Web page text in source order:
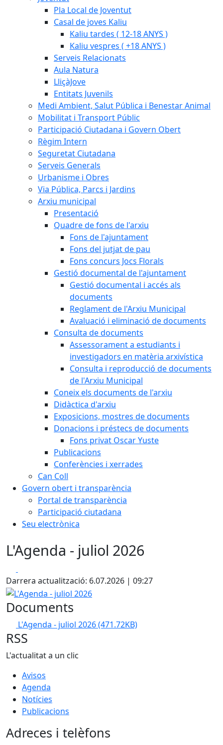
Pla Local de Joventut
Casal de joves Kaliu
Kaliu tardes ( 12-18 ANYS )
Kaliu vespres ( +18 ANYS )
Serveis Relacionats
Aula Natura
LliçàJove
Entitats Juvenils
Medi Ambient, Salut Pública i Benestar Animal
Mobilitat i Transport Públic
Participació Ciutadana i Govern Obert
Règim Intern
Seguretat Ciutadana
Serveis Generals
Urbanisme i Obres
Via Pública, Parcs i Jardins
Arxiu municipal
Presentació
Quadre de fons de l'arxiu
Fons de l'ajuntament
Fons del jutjat de pau
Fons concurs Jocs Florals
Gestió documental de l'ajuntament
Gestió documental i accés als
documents
Reglament de l'Arxiu Municipal
Avaluació i eliminació de documents
Consulta de documents
Assessorament a estudiants i
investigadors en matèria arxivística
Consulta i reproducció de documents
de l'Arxiu Municipal
Coneix els documents de l'arxiu
Didàctica d'arxiu
Exposicions, mostres de documents
Donacions i préstecs de documents
Fons privat Oscar Yuste
Publicacions
Conferències i xerrades
Can Coll
Govern obert i transparència
Portal de transparència
Participació ciutadana
Seu electrònica
L'Agenda - juliol 2026
Darrera actualització: 6.07.2026 | 09:27
L'Agenda - juliol 2026
Documents
L'Agenda - juliol 2026(471.72KB)
RSS
L'actualitat a un clic
Avisos
Agenda
Notícies
Publicacions
Adreces i telèfons